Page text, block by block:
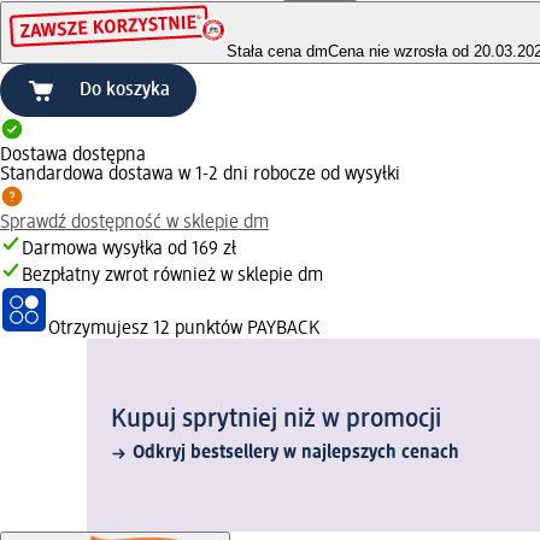
Stała cena dmCena nie wzrosła od
Do koszyka
Dostawa dostępna
Standardowa dostawa w 1-2 dni robocze od wysyłki
Sprawdź dostępność w sklepie dm
Darmowa wysyłka od 169 zł
Bezpłatny zwrot również w sklepie dm
Otrzymujesz 12 punktów PAYBACK
Kupuj sprytniej niż w promocji
Odkryj bestsellery w najlepszych cenach